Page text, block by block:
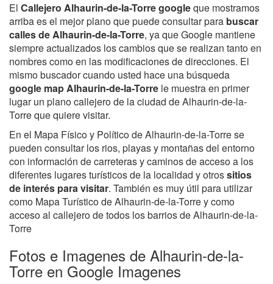
El Callejero Alhaurin-de-la-Torre googleque mostramos
arriba es el mejor plano que puede consultar para buscar
calles de Alhaurin-de-la-Torre, ya que Google mantiene
siempre actualizados los cambios que se realizan tanto en
nombres como en las modificaciones de direcciones. El
mismo buscador cuando usted hace una búsqueda
google map Alhaurin-de-la-Torre le muestra en primer
lugar un plano callejero de la ciudad de Alhaurin-de-la-
Torre que quiere visitar.
En el Mapa Físico y Político de Alhaurin-de-la-Torre se
pueden consultar los rios, playas y montañas del entorno
con información de carreteras y caminos de acceso a los
diferentes lugares turísticos de la localidad y otrossitios
de interés para visitar. También es muy útil para utilizar
como Mapa Turístico de Alhaurin-de-la-Torre y como
acceso al callejero de todos los barrios de Alhaurin-de-la-
Torre
Fotos e Imagenes de Alhaurin-de-la-
Torre en Google Imagenes